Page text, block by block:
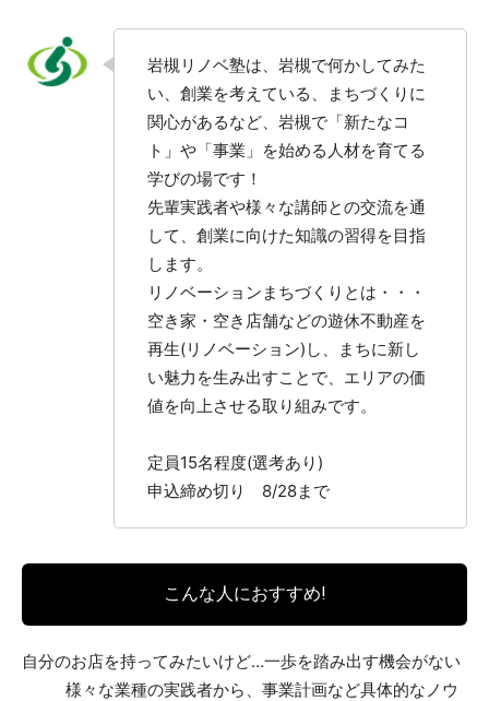
岩槻リノベ塾は、岩槻で何かしてみた
い、創業を考えている、まちづくりに
関心があるなど、岩槻で「新たなコ
ト」や「事業」を始める人材を育てる
学びの場です！
先輩実践者や様々な講師との交流を通
して、創業に向けた知識の習得を目指
します。
リノベーションまちづくりとは・・・
空き家・空き店舗などの遊休不動産を
再生(リノベーション)し、まちに新し
い魅力を生み出すことで、エリアの価
値を向上させる取り組みです。
定員15名程度(選考あり)
申込締め切り 8/28まで
こんな人におすすめ!
自分のお店を持ってみたいけど…一歩を踏み出す機会がない
様々な業種の実践者から、事業計画など具体的なノウ